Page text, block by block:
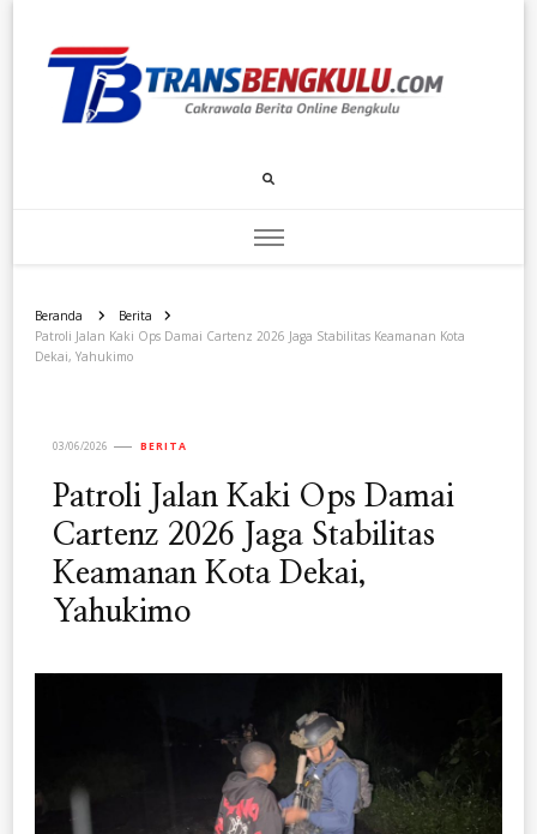
Transbengkulu.com
Beranda
Berita
Patroli Jalan Kaki Ops Damai Cartenz 2026 Jaga Stabilitas Keamanan Kota
Dekai, Yahukimo
03/06/2026 BERITA
Patroli Jalan Kaki Ops Damai
Cartenz 2026 Jaga Stabilitas
Keamanan Kota Dekai,
Yahukimo